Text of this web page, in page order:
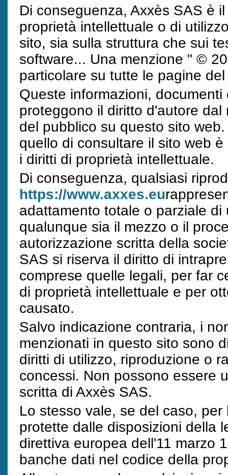
Di conseguenza, Axxès SAS è
proprietà intellettuale o di
sito, sia sulla struttura che sui
software... Una menzione " ©
particolare su tutte le pagine
Queste informazioni,
proteggono il diritto d'autore
del pubblico su questo sito
quello di consultare il sito web
i diritti di proprietà intellettuale.
Di conseguenza, qualsiasi
https://www.axxes.eu
adattamento totale o parziale
qualunque sia il mezzo o il
autorizzazione scritta della
SAS si riserva il diritto di
comprese quelle legali, per far
di proprietà intellettuale e per
causato.
Salvo indicazione contraria, i
menzionati in questo sito sono
diritti di utilizzo, riproduzione o
concessi. Non possono essere
scritta di Axxès SAS.
Lo stesso vale, se del caso,
protette dalle disposizioni della
direttiva europea dell'11 marzo
banche dati nel codice della